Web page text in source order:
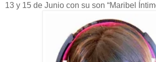
13 y 15 de Junio con su son “Maribel